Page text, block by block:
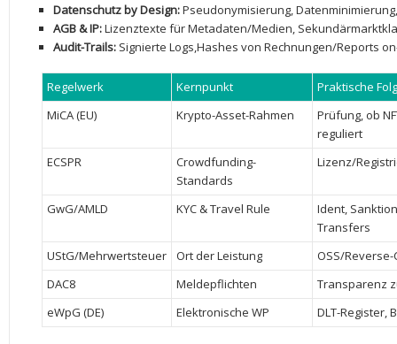
Datenschutz by Design:Pseudonymisierung,
AGB & IP:Lizenztexte für Metadaten/Medien,
Audit-Trails: Signierte​ Logs,Hashes von Rechnungen/Reports
Regelwerk Kernpunkt
Praktische
MiCA (EU)
Krypto-Asset-Rahmen
Prüfung, ob
reguliert
ECSPR
Crowdfunding-
Standards
Lizenz/
GwG/AMLD KYC & Travel Rule
Ident,
Transfers
UStG/Mehrwertsteuer
Ort der Leistung
OSS/
DAC8
Meldepflichten
Transparenz
eWpG (DE)
Elektronische WP DLT-Register,